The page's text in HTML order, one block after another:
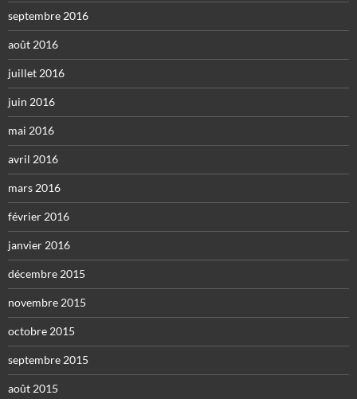
septembre 2016
août 2016
juillet 2016
juin 2016
mai 2016
avril 2016
mars 2016
février 2016
janvier 2016
décembre 2015
novembre 2015
octobre 2015
septembre 2015
août 2015